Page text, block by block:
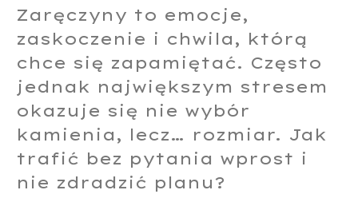
Zaręczyny to emocje,
zaskoczenie i chwila, którą
chce się zapamiętać. Często
jednak największym stresem
okazuje się nie wybór
kamienia, lecz… rozmiar. Jak
trafić bez pytania wprost i
nie zdradzić planu?